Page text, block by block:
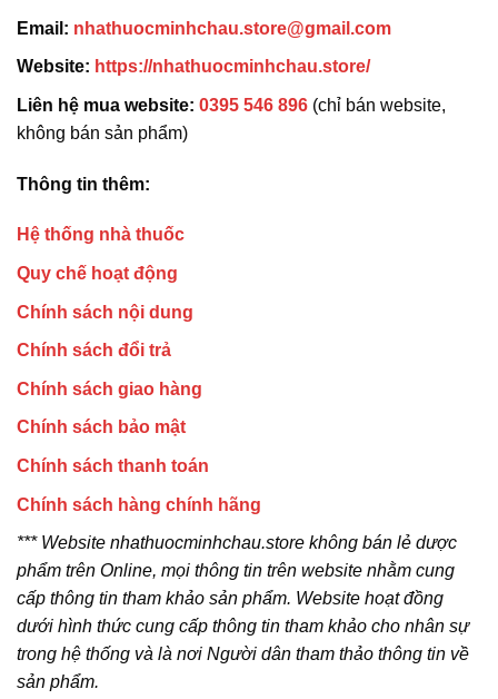
Email: nhathuocminhchau.store@gmail.com
Website: https://nhathuocminhchau.store/
Liên hệ mua website: 0395 546 896 (chỉ bán website,
không bán sản phẩm)
Thông tin thêm:
Hệ thống nhà thuốc
Quy chế hoạt động
Chính sách nội dung
Chính sách đổi trả
Chính sách giao hàng
Chính sách bảo mật
Chính sách thanh toán
Chính sách hàng chính hãng
*** Website nhathuocminhchau.store không bán lẻ dược
phẩm trên Online, mọi thông tin trên website nhằm cung
cấp thông tin tham khảo sản phẩm. Website hoạt đồng
dưới hình thức cung cấp thông tin tham khảo cho nhân sự
trong hệ thống và là nơi Người dân tham thảo thông tin về
sản phẩm.